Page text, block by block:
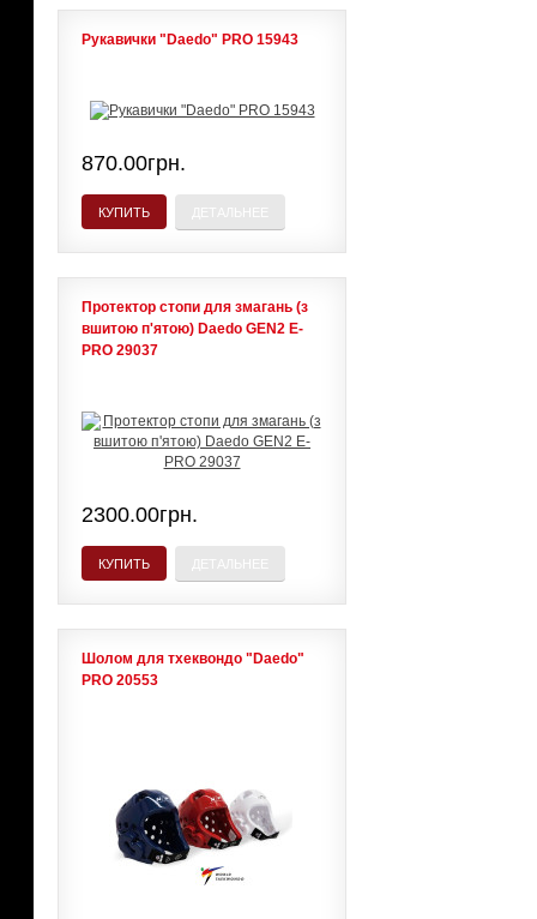
Рукавички "Daedo" PRO 15943
870.00грн.
КУПИТЬ
Протектор стопи для змагань (з
вшитою п'ятою) Daedo GEN2 E-
PRO 29037
2300.00грн.
КУПИТЬ
Шолом для тхеквондо "Daedo"
PRO 20553